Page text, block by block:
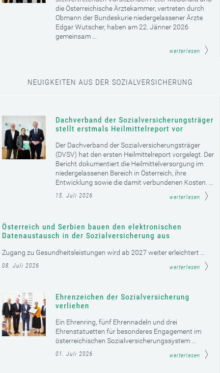
die Österreichische Ärztekammer, vertreten durch
Obmann der Bundeskurie niedergelassener Ärzte
Edgar Wutscher, haben am 22. Jänner 2026
gemeinsam ...
weiterlesen
NEUIGKEITEN AUS DER SOZIALVERSICHERUNG
Dachverband der Sozialversicherungsträger
stellt erstmals Heilmittelreport vor
Der Dachverband der Sozialversicherungsträger
(DVSV) hat den ersten Heilmittelreport vorgelegt. Der
Bericht dokumentiert die Heilmittelversorgung im
niedergelassenen Bereich in Österreich, ihre
Entwicklung sowie die damit verbundenen Kosten. ...
15. Juli 2026 weiterlesen
Österreich und Serbien bauen den elektronischen
Datenaustausch in der Sozialversicherung aus
Zugang zu Gesundheitsleistungen wird ab 2027 weiter erleichtert ...
08. Juli 2026 weiterlesen
Ehrenzeichen der Sozialversicherung
verliehen
Ein Ehrenring, fünf Ehrennadeln und drei
Ehrenstatuetten für besonderes Engagement im
österreichischen Sozialversicherungssystem ...
01. Juli 2026 weiterlesen